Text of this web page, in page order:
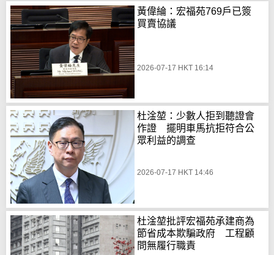
黃偉綸：宏福苑769戶已簽
買賣協議
2026-07-17 HKT 16:14
杜淦堃：少數人拒到聽證會
作證 擺明車馬抗拒符合公
眾利益的調查
2026-07-17 HKT 14:46
杜淦堃批評宏福苑承建商為
節省成本欺騙政府 工程顧
問無履行職責